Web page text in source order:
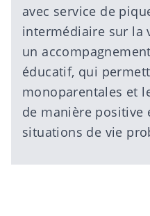
avec service de
intermédiaire sur la
un
éducatif, qui
monoparentales et
de manière positive
situations de vie